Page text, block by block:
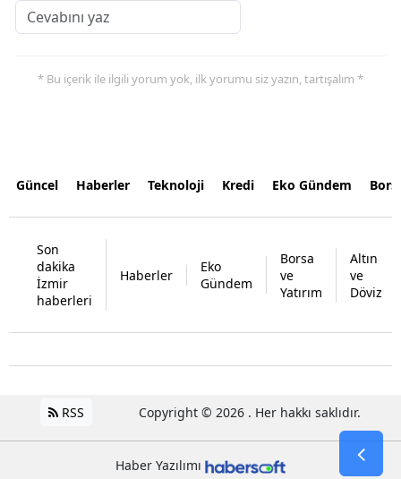
* Bu içerik ile ilgili yorum yok, ilk yorumu siz yazın, tartışalım *
Güncel Haberler Teknoloji Kredi Eko Gündem
Son
dakika
İzmir
haberleri
Haberler
Eko
Gündem
Borsa
ve
Yatırım
Altın
ve
Döviz
RSS Copyright © 2026 . Her hakkı saklıdır.
Haber Yazılımı